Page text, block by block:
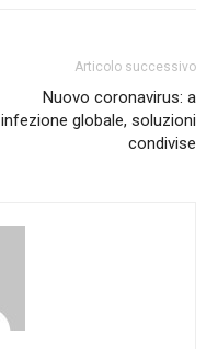
Articolo successivo
Nuovo coronavirus: a
infezione globale, soluzioni
condivise